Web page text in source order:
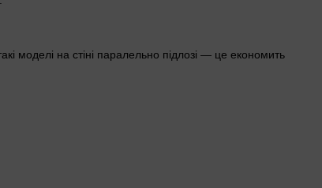
моделі на стіні паралельно підлозі — це економить